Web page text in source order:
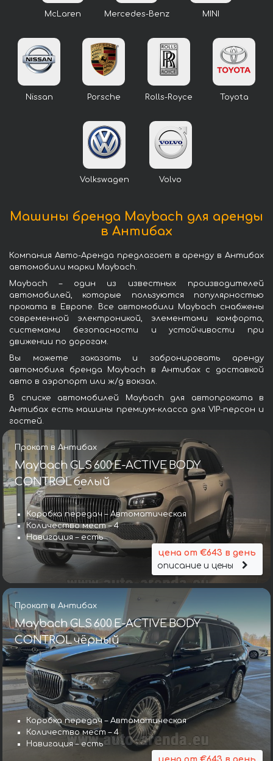
McLaren Mercedes-Benz MINI
Nissan Porsche Rolls-Royce Toyota
Volkswagen Volvo
Машины бренда Maybach для аренды
в Антибах
Компания Авто-Аренда предлагает в аренду в Антибах
автомобили марки Maybach.
Maybach – один из известных производителей
автомобилей, которые пользуются популярностью
проката в Европе. Все автомобили Maybach снабжены
современной электроникой, элементами комфорта,
системами безопасности и устойчивости при
движении по дорогам.
Вы можете заказать и забронировать аренду
автомобиля бренда Maybach в Антибах с доставкой
авто в аэропорт или ж/д вокзал.
В списке автомобилей Maybach для автопроката в
Антибах есть машины премиум-класса для VIP-персон и
гостей.
Прокат в Антибах
Maybach GLS 600 E-ACTIVE BODY
CONTROL белый
Коробка передач – Автоматическая
Количество мест – 4
Навигация – есть
цена от €643 в день
описание и цены
Прокат в Антибах
Maybach GLS 600 E-ACTIVE BODY
CONTROL чёрный
Коробка передач – Автоматическая
Количество мест – 4
Навигация – есть